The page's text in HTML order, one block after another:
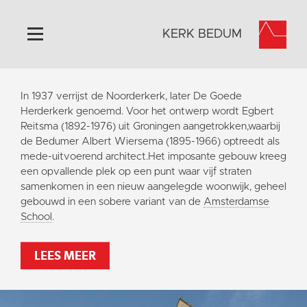
Home
Algemeen
Historie
Omgeving
Activiteiten
Steun ons
Contact
Vaktaal
KERK BEDUM
In 1937 verrijst de Noorderkerk, later De Goede
Herderkerk genoemd. Voor het ontwerp wordt Egbert
Reitsma (1892-1976) uit Groningen aangetrokken,waarbij
de Bedumer Albert Wiersema (1895-1966) optreedt als
mede-uitvoerend architect.Het imposante gebouw kreeg
een opvallende plek op een punt waar vijf straten
samenkomen in een nieuw aangelegde woonwijk, geheel
gebouwd in een sobere variant van de Amsterdamse
School .
LEES MEER